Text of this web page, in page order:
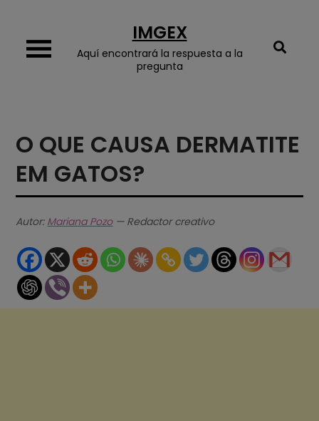
content
IMGEX
Aquí encontrará la respuesta a la
pregunta
O QUE CAUSA DERMATITE
EM GATOS?
Autor: Mariana Pozo— Redactor creativo